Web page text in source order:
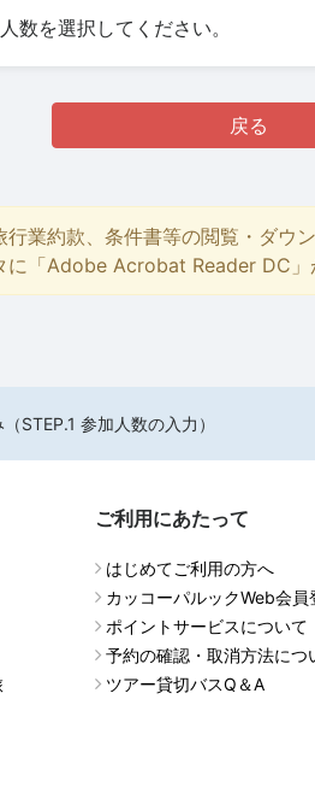
数を選択してください。
戻る
行業約款、条件書等の閲覧・ダウ
に「Adobe Acrobat Reader DC」
STEP.1 参加人数の入力）
ご利用にあたって
はじめてご利用の方へ
カッコーパルックWeb会員
ポイントサービスについて
予約の確認・取消方法につ
ツアー貸切バスQ＆A